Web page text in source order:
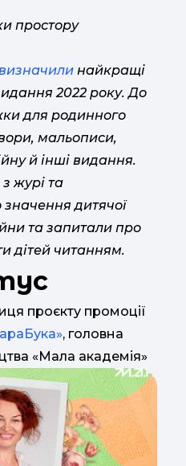
простору
найкращі
2022 року. До
для родинного
мальописи,
й інші видання.
журі та
дитячої
та запитали про
дітей читанням.
проєкту промоції
, головна
«Мала академія»